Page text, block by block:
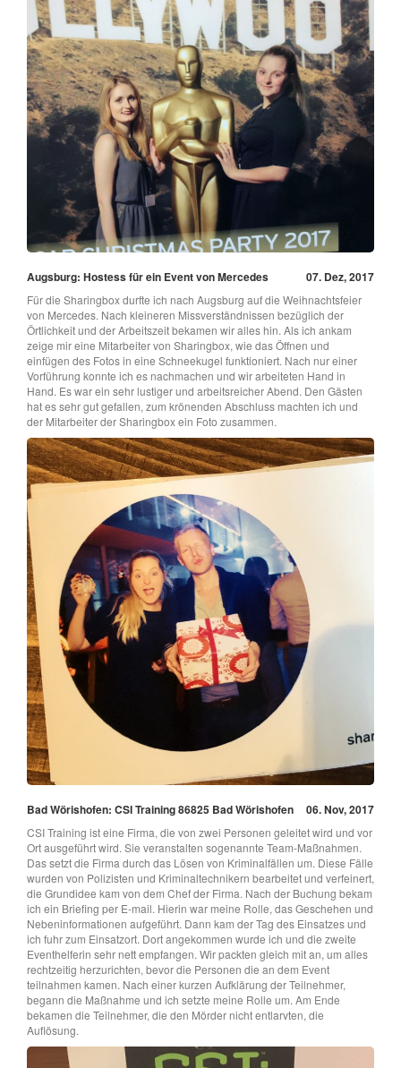
Augsburg: Hostess für ein Event von Mercedes 07. Dez, 2017
Für die Sharingbox durfte ich nach Augsburg auf die Weihnachtsfeier
von Mercedes. Nach kleineren Missverständnissen bezüglich der
Örtlichkeit und der Arbeitszeit bekamen wir alles hin. Als ich ankam
zeige mir eine Mitarbeiter von Sharingbox, wie das Öffnen und
einfügen des Fotos in eine Schneekugel funktioniert. Nach nur einer
Vorführung konnte ich es nachmachen und wir arbeiteten Hand in
Hand. Es war ein sehr lustiger und arbeitsreicher Abend. Den Gästen
hat es sehr gut gefallen, zum krönenden Abschluss machten ich und
der Mitarbeiter der Sharingbox ein Foto zusammen.
Bad Wörishofen: CSI Training 86825 Bad Wörishofen 06. Nov, 2017
CSI Training ist eine Firma, die von zwei Personen geleitet wird und vor
Ort ausgeführt wird. Sie veranstalten sogenannte Team-Maßnahmen.
Das setzt die Firma durch das Lösen von Kriminalfällen um. Diese Fälle
wurden von Polizisten und Kriminaltechnikern bearbeitet und verfeinert,
die Grundidee kam von dem Chef der Firma. Nach der Buchung bekam
ich ein Briefing per E-mail. Hierin war meine Rolle, das Geschehen und
Nebeninformationen aufgeführt. Dann kam der Tag des Einsatzes und
ich fuhr zum Einsatzort. Dort angekommen wurde ich und die zweite
Eventhelferin sehr nett empfangen. Wir packten gleich mit an, um alles
rechtzeitig herzurichten, bevor die Personen die an dem Event
teilnahmen kamen. Nach einer kurzen Aufklärung der Teilnehmer,
begann die Maßnahme und ich setzte meine Rolle um. Am Ende
bekamen die Teilnehmer, die den Mörder nicht entlarvten, die
Auflösung.